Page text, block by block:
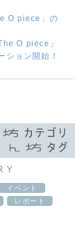
O piece」の
O piece」
ション開始！
イベント
レポート